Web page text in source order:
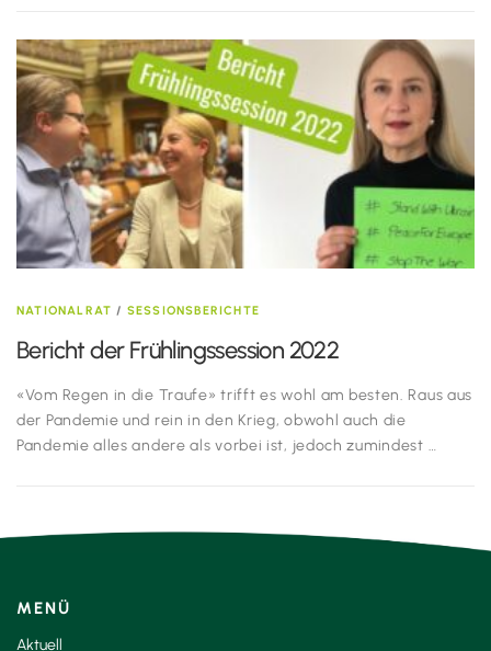
NATIONALRAT / SESSIONSBERICHTE
Bericht der Frühlingssession 2022
«Vom Regen in die Traufe» trifft es wohl am besten. Raus aus
der Pandemie und rein in den Krieg, obwohl auch die
Pandemie alles andere als vorbei ist, jedoch zumindest …
MENÜ
Aktuell